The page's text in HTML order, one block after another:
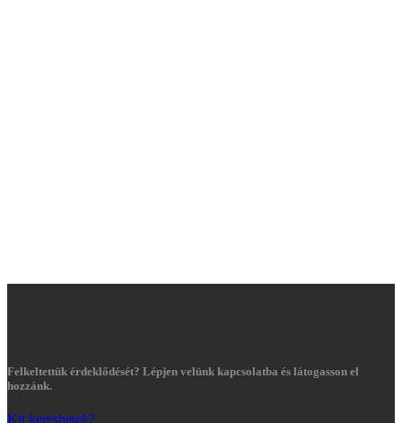
Felkeltettük érdeklődését? Lépjen velünk kapcsolatba és látogasson el
hozzánk.
Kit kereshetek?